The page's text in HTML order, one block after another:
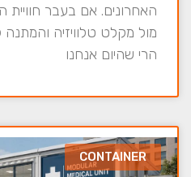
האחרונים. אם בעבר
מול מקלט טלוויזיה
הרי שהיום אנחנו
CONTAINER